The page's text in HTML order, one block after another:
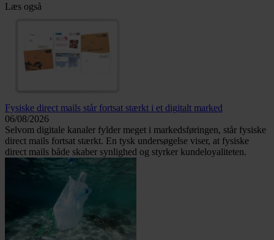
Læs også
Fysiske direct mails står fortsat stærkt i et digitalt marked
06/08/2026
Selvom digitale kanaler fylder meget i markedsføringen, står fysiske
direct mails fortsat stærkt. En tysk undersøgelse viser, at fysiske
direct mails både skaber synlighed og styrker kundeloyaliteten.